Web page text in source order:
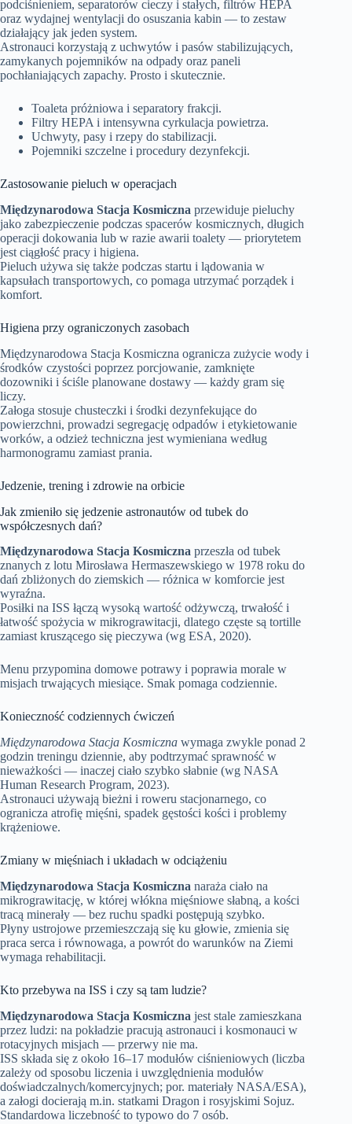
podciśnieniem, separatorów cieczy i stałych, filtrów HEPA
oraz wydajnej wentylacji do osuszania kabin — to zestaw
działający jak jeden system.
Astronauci korzystają z uchwytów i pasów stabilizujących,
zamykanych pojemników na odpady oraz paneli
pochłaniających zapachy. Prosto i skutecznie.
Toaleta próżniowa i separatory frakcji.
Filtry HEPA i intensywna cyrkulacja powietrza.
Uchwyty, pasy i rzepy do stabilizacji.
Pojemniki szczelne i procedury dezynfekcji.
Zastosowanie pieluch w operacjach
Międzynarodowa Stacja Kosmiczna przewiduje pieluchy
jako zabezpieczenie podczas spacerów kosmicznych, długich
operacji dokowania lub w razie awarii toalety — priorytetem
jest ciągłość pracy i higiena.
Pieluch używa się także podczas startu i lądowania w
kapsułach transportowych, co pomaga utrzymać porządek i
komfort.
Higiena przy ograniczonych zasobach
Międzynarodowa Stacja Kosmiczna ogranicza zużycie wody i
środków czystości poprzez porcjowanie, zamknięte
dozowniki i ściśle planowane dostawy — każdy gram się
liczy.
Załoga stosuje chusteczki i środki dezynfekujące do
powierzchni, prowadzi segregację odpadów i etykietowanie
worków, a odzież techniczna jest wymieniana według
harmonogramu zamiast prania.
Jedzenie, trening i zdrowie na orbicie
Jak zmieniło się jedzenie astronautów od tubek do
współczesnych dań?
Międzynarodowa Stacja Kosmiczna przeszła od tubek
znanych z lotu Mirosława Hermaszewskiego w 1978 roku do
dań zbliżonych do ziemskich — różnica w komforcie jest
wyraźna.
Posiłki na ISS łączą wysoką wartość odżywczą, trwałość i
łatwość spożycia w mikrograwitacji, dlatego częste są tortille
zamiast kruszącego się pieczywa (wg ESA, 2020).
Menu przypomina domowe potrawy i poprawia morale w
misjach trwających miesiące. Smak pomaga codziennie.
Konieczność codziennych ćwiczeń
Międzynarodowa Stacja Kosmiczna wymaga zwykle ponad 2
godzin treningu dziennie, aby podtrzymać sprawność w
nieważkości — inaczej ciało szybko słabnie (wg NASA
Human Research Program, 2023).
Astronauci używają bieżni i roweru stacjonarnego, co
ogranicza atrofię mięśni, spadek gęstości kości i problemy
krążeniowe.
Zmiany w mięśniach i układach w odciążeniu
Międzynarodowa Stacja Kosmiczna naraża ciało na
mikrograwitację, w której włókna mięśniowe słabną, a kości
tracą minerały — bez ruchu spadki postępują szybko.
Płyny ustrojowe przemieszczają się ku głowie, zmienia się
praca serca i równowaga, a powrót do warunków na Ziemi
wymaga rehabilitacji.
Kto przebywa na ISS i czy są tam ludzie?
Międzynarodowa Stacja Kosmiczna jest stale zamieszkana
przez ludzi: na pokładzie pracują astronauci i kosmonauci w
rotacyjnych misjach — przerwy nie ma.
ISS składa się z około 16–17 modułów ciśnieniowych (liczba
zależy od sposobu liczenia i uwzględnienia modułów
doświadczalnych/komercyjnych; por. materiały NASA/ESA),
a załogi docierają m.in. statkami Dragon i rosyjskimi Sojuz.
Standardowa liczebność to typowo do 7 osób.